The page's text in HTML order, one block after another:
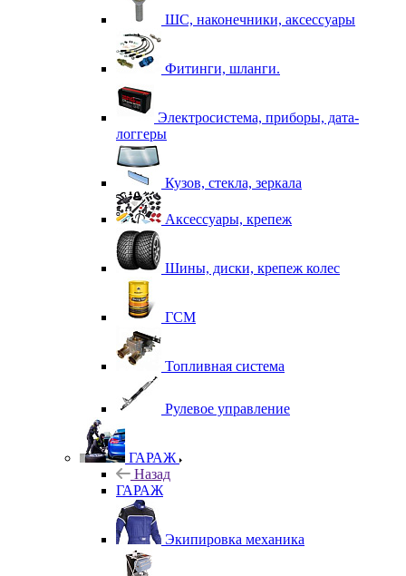
ШС, наконечники, аксессуары
Фитинги, шланги.
Электросистема, приборы, дата-
логгеры
Кузов, стекла, зеркала
Аксессуары, крепеж
Шины, диски, крепеж колес
ГСМ
Топливная система
Рулевое управление
ГАРАЖ
Назад
ГАРАЖ
Экипировка механика